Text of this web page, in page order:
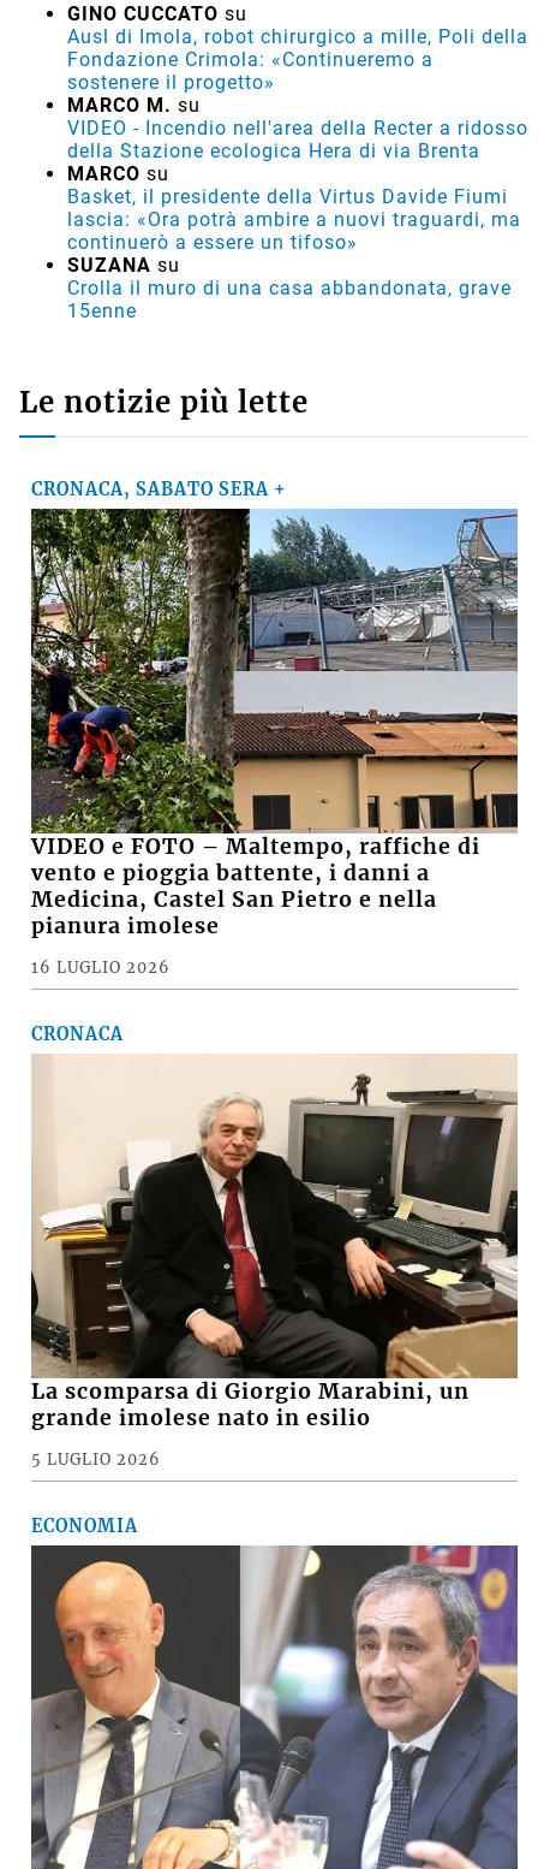
GINO CUCCATO su
Ausl di Imola, robot chirurgico a mille, Poli della
Fondazione Crimola: «Continueremo a
sostenere il progetto»
MARCO M. su
VIDEO - Incendio nell'area della Recter a ridosso
della Stazione ecologica Hera di via Brenta
MARCO su
Basket, il presidente della Virtus Davide Fiumi
lascia: «Ora potrà ambire a nuovi traguardi, ma
continuerò a essere un tifoso»
SUZANA su
Crolla il muro di una casa abbandonata, grave
15enne
Le notizie più lette
CRONACA, SABATO SERA +
VIDEO e FOTO – Maltempo, raffiche di
vento e pioggia battente, i danni a
Medicina, Castel San Pietro e nella
pianura imolese
16 LUGLIO 2026
CRONACA
La scomparsa di Giorgio Marabini, un
grande imolese nato in esilio
5 LUGLIO 2026
ECONOMIA